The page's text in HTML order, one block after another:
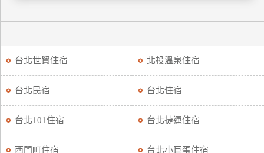
台北世貿住宿 北投溫泉住宿
台北民宿 台北住宿
台北101住宿 台北捷運住宿
西門町住宿 台北小巨蛋住宿